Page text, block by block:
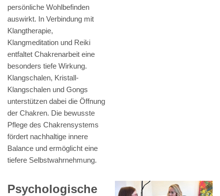
persönliche Wohlbefinden
auswirkt. In Verbindung mit
Klangtherapie,
Klangmeditation und Reiki
entfaltet Chakrenarbeit eine
besonders tiefe Wirkung.
Klangschalen, Kristall-
Klangschalen und Gongs
unterstützen dabei die Öffnung
der Chakren. Die bewusste
Pflege des Chakrensystems
fördert nachhaltige innere
Balance und ermöglicht eine
tiefere Selbstwahrnehmung.
Psychologische